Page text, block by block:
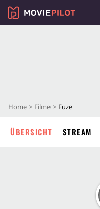
Home Filme Fuze
ÜBERSICHT STREAM